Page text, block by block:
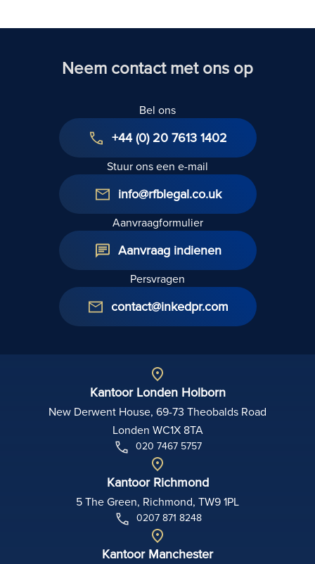
Neem contact met ons op
Bel ons
+44 (0) 20 7613 1402
Stuur ons een e-mail
info@rfblegal.co.uk
Aanvraagformulier
Aanvraag indienen
Persvragen
contact@inkedpr.com
Kantoor Londen Holborn
New Derwent House, 69-73 Theobalds Road
Londen WC1X 8TA
020 7467 5757
Kantoor Richmond
5 The Green, Richmond, TW9 1PL
0207 871 8248
Kantoor Manchester